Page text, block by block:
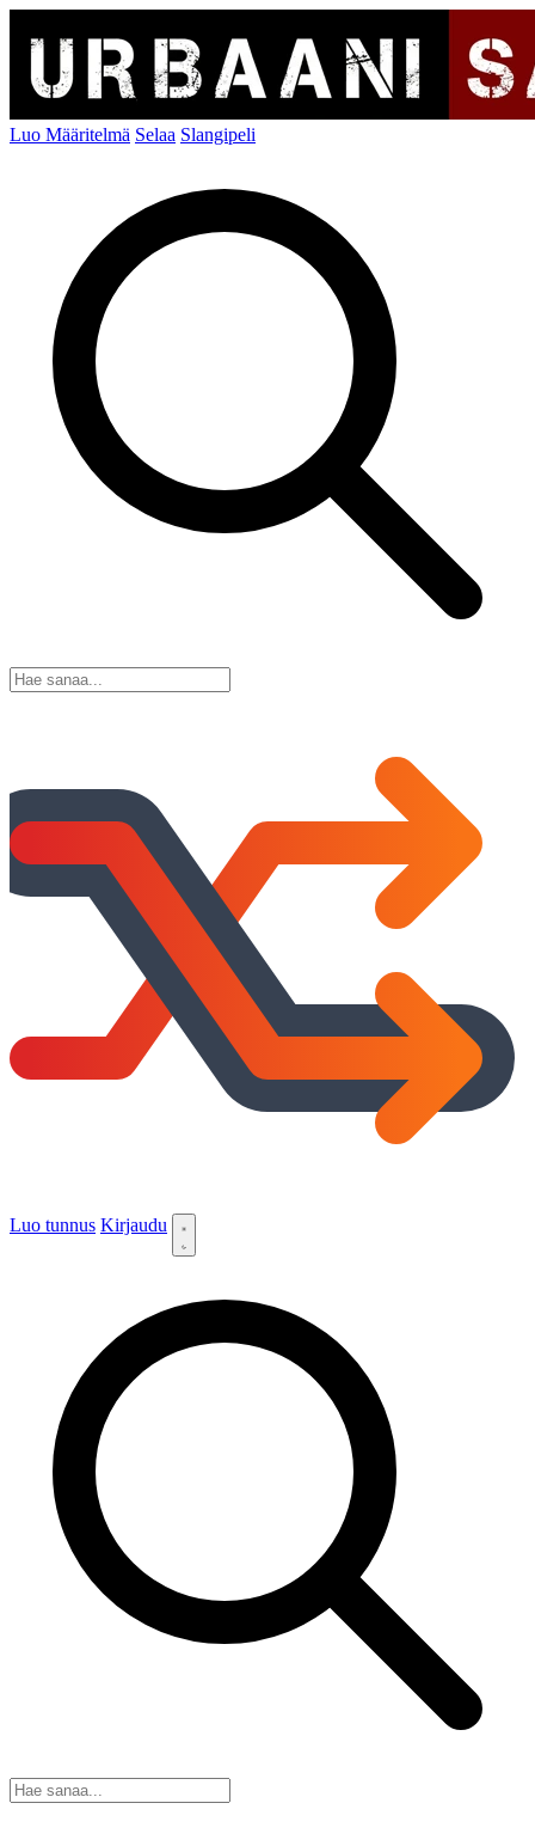
Luo Määritelmä Selaa Slangipeli
Luo tunnus Kirjaudu